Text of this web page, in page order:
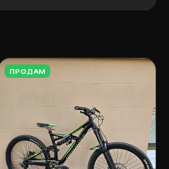
ПРОДАМ